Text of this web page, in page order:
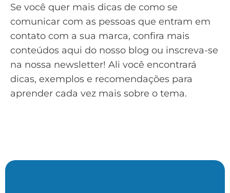
Se você quer mais dicas de como se
comunicar com as pessoas que entram em
contato com a sua marca, confira mais
conteúdos aqui do nosso blog ou inscreva-se
na nossa newsletter! Ali você encontrará
dicas, exemplos e recomendações para
aprender cada vez mais sobre o tema.